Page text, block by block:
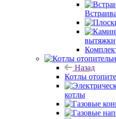
вытяжки
Назад
Котлы
котлы